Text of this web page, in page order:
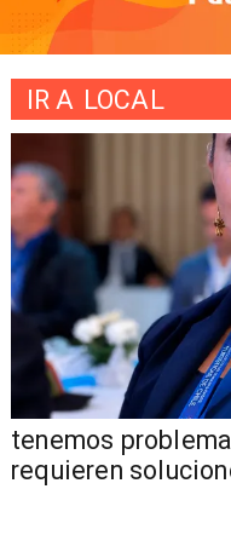
IR A LOCAL
tenemos
requieren